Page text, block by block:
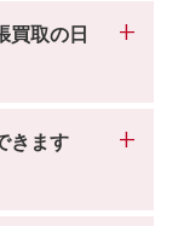
買取の日
きます